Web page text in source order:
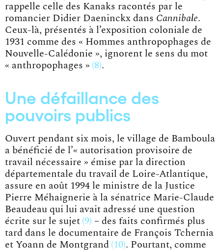
rappelle celle des Kanaks racontés par le
romancier Didier Daeninckx dans Cannibale.
Ceux-là, présentés à l’exposition coloniale de
1931 comme des « Hommes anthropophages de
Nouvelle-Calédonie », ignorent le sens du mot
« anthropophages » 8 .
Une défaillance des
pouvoirs publics
Ouvert pendant six mois, le village de Bamboula
a bénéficié de l’« autorisation provisoire de
travail nécessaire » émise par la direction
départementale du travail de Loire-Atlantique,
assure en août 1994 le ministre de la Justice
Pierre Méhaignerie à la sénatrice Marie-Claude
Beaudeau qui lui avait adressé une question
écrite sur le sujet 9 – des faits confirmés plus
tard dans le documentaire de François Tchernia
et Yoann de Montgrand
10 . Pourtant, comme